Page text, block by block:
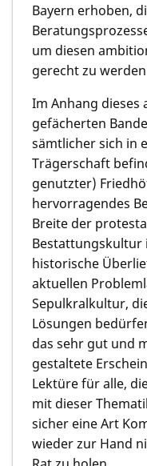
Bayern erhoben,
um diesen
gerecht zu
Im Anhang
gefächerten
sämtlicher sich in
Trägerschaft
genutzter)
hervorragendes
Breite der
Bestattungskultur
historische
aktuellen
Sepulkralkultur,
Lösungen
das sehr gut und
gestaltete
Lektüre für alle,
mit dieser
sicher eine Art
wieder zur Hand